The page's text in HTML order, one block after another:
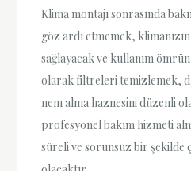
Klima montajı sonrasında
göz ardı etmemek,
sağlayacak ve kullanım
olarak filtreleri temizlemek,
nem alma haznesini düzenli
profesyonel bakım hizmeti
süreli ve sorunsuz bir şekilde